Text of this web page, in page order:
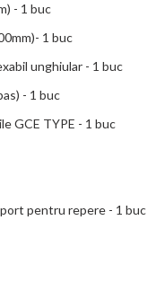
- 1 buc
1 buc
unghiular - 1 buc
- 1 buc
GCE TYPE - 1 buc
pentru repere - 1 buc